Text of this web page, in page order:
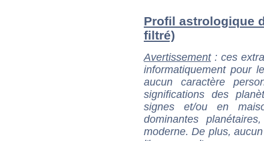
Profil astrologique
filtré)
Avertissement: ces
informatiquement pour
aucun caractère
significations des
signes et/ou en
dominantes
moderne. De plus,